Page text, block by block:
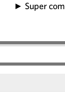
► Super